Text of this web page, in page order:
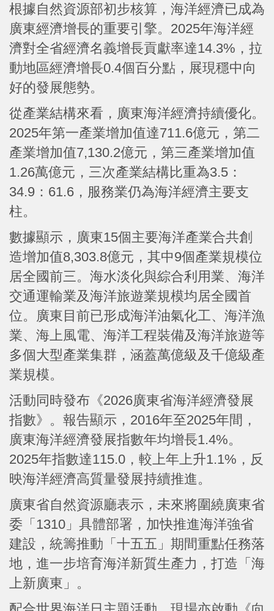
根據自然資源部初步核算，海洋經濟已成為
廣東經濟增長的重要引擎。2025年海洋經
濟對全省經濟名義增長貢獻率達14.3%，拉
動地區經濟增長0.4個百分點，展現穩中向
好的發展態勢。
從產業結構來看，廣東海洋經濟持續優化。
2025年第一產業增加值達711.6億元，第二
產業增加值7,130.2億元，第三產業增加值
1.26萬億元，三次產業結構比重為3.5：
34.9：61.6，服務業仍為海洋經濟主要支
柱。
數據顯示，廣東15個主要海洋產業合共創
造增加值8,303.8億元，其中9個產業規模位
居全國前三。海水淡化與綜合利用業、海洋
交通運輸業及海洋旅遊業規模均居全國首
位。廣東目前已形成海洋油氣化工、海洋漁
業、海上風電、海洋工程裝備及海洋旅遊等
多個大型產業集群，涵蓋萬億級及千億級產
業規模。
活動同時發布《2026廣東省海洋經濟發展
指數》。報告顯示，2016年至2025年間，
廣東海洋經濟發展指數年均增長1.4%。
2025年指數達115.0，較上年上升1.1%，反
映海洋經濟高質量發展持續推進。
廣東省自然資源廳表示，未來將圍繞廣東省
委「1310」具體部署，加快推進海洋強省
建設，統籌推動「十五五」期間重點任務落
地，進一步培育海洋新質生產力，打造「海
上新廣東」。